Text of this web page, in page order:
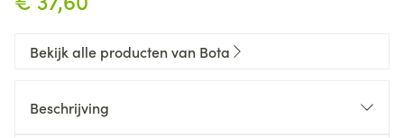
Bekijk alle producten van Bota
Beschrijving